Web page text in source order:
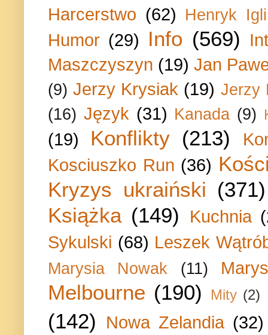
Harcerstwo (62) Henryk
Humor (29) Info (569)
Maszczyszyn (19) Jan
(9) Jerzy Krysiak (19) Jerzy
(16) Język (31) Kanada (9)
(19) Konflikty (213)
Kosciuszko Run (36)
Kryzys ukraiński (371)
Książka (149) Kuchnia
Sykulski (68) Leszek
Marysia Nowak (11)
Melbourne (190) Mity (2)
(142) Nowa Zelandia (32)